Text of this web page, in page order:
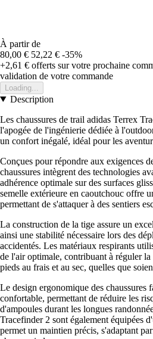
À partir de
80,00 € 52,22 € -35%
+2,61 € offerts sur votre prochaine
validation de votre commande
Loading...
Description
Les chaussures de trail adidas Terrex
l'apogée de l'ingénierie dédiée à
un confort inégalé, idéal pour les
Conçues pour répondre aux exigences
chaussures intègrent des technologies
adhérence optimale sur des surfaces
semelle extérieure en caoutchouc offre
permettant de s'attaquer à des sentiers
La construction de la tige assure un
ainsi une stabilité nécessaire lors des
accidentés. Les matériaux respirants
de l'air optimale, contribuant à réguler la
pieds au frais et au sec, quelles que
Le design ergonomique des chaussures
confortable, permettant de réduire les
d'ampoules durant les longues
Tracefinder 2 sont également équipées
permet un maintien précis, s'adaptant